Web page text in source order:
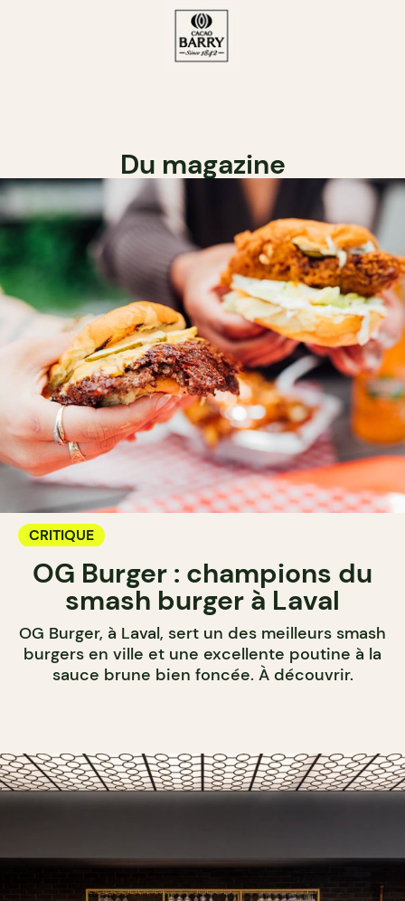
Du magazine
CRITIQUE
OG Burger : champions du
smash burger à Laval
OG Burger, à Laval, sert un des meilleurs smash
burgers en ville et une excellente poutine à la
sauce brune bien foncée. À découvrir.